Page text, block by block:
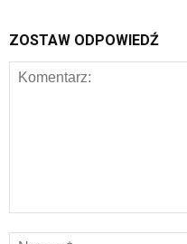
ZOSTAW ODPOWIEDŹ